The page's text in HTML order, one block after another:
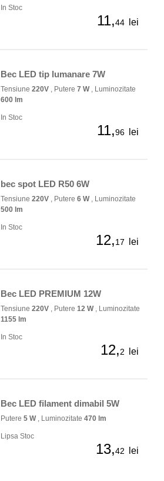
In Stoc
11,44 lei
Bec LED tip lumanare 7W
Tensiune 220V , Putere 7 W, Luminozitate
600 lm
In Stoc
11,96 lei
bec spot LED R50 6W
Tensiune 220V , Putere 6 W, Luminozitate
500 lm
In Stoc
12,17 lei
Bec LED PREMIUM 12W
Tensiune 220V , Putere 12 W, Luminozitate
1155 lm
In Stoc
12,2 lei
Bec LED filament dimabil 5W
Putere 5 W, Luminozitate 470 lm
Lipsa Stoc
13,42 lei